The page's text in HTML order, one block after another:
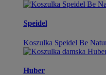
Speidel
Koszulka Speidel Be
Huber